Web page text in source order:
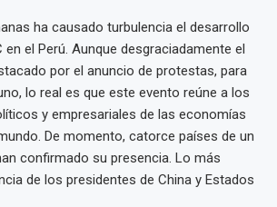
ha causado turbulencia el desarrollo
en el Perú. Aunque desgraciadamente el
por el anuncio de protestas, para
lo real es que este evento reúne a los
y empresariales de las economías
De momento, catorce países de un
confirmado su presencia. Lo más
de los presidentes de China y Estados